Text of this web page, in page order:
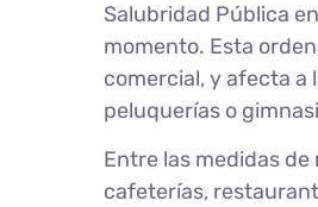
Salubridad Pública
momento. Esta
comercial, y afecta a
peluquerías o
Entre las medidas
cafeterías,